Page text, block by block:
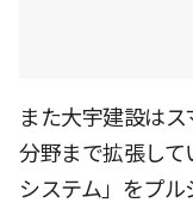
また大宇建設は
分野まで拡張し
システム」をプ